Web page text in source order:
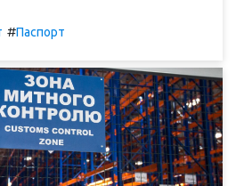
#Паспорт